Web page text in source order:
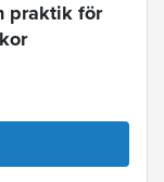
praktik för